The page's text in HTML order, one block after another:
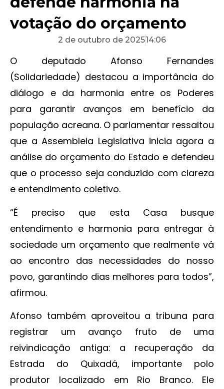
votação do orçamento
2 de outubro de 202514:06
O deputado Afonso Fernandes
(Solidariedade) destacou a importância do
diálogo e da harmonia entre os Poderes
para garantir avanços em benefício da
população acreana. O parlamentar ressaltou
que a Assembleia Legislativa inicia agora a
análise do orçamento do Estado e defendeu
que o processo seja conduzido com clareza
e entendimento coletivo.
“É preciso que esta Casa busque
entendimento e harmonia para entregar à
sociedade um orçamento que realmente vá
ao encontro das necessidades do nosso
povo, garantindo dias melhores para todos”,
afirmou.
Afonso também aproveitou a tribuna para
registrar um avanço fruto de uma
reivindicação antiga: a recuperação da
Estrada do Quixadá, importante polo
produtor localizado em Rio Branco. Ele